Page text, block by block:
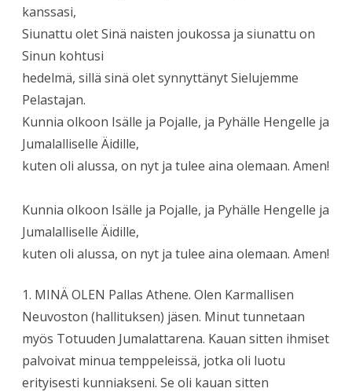
kanssasi,
Siunattu olet Sinä naisten joukossa ja siunattu on
Sinun kohtusi
hedelmä, sillä sinä olet synnyttänyt Sielujemme
Pelastajan.
Kunnia olkoon Isälle ja Pojalle, ja Pyhälle Hengelle ja
Jumalalliselle Äidille,
kuten oli alussa, on nyt ja tulee aina olemaan. Amen!
Kunnia olkoon Isälle ja Pojalle, ja Pyhälle Hengelle ja
Jumalalliselle Äidille,
kuten oli alussa, on nyt ja tulee aina olemaan. Amen!
1. MINÄ OLEN Pallas Athene. Olen Karmallisen
Neuvoston (hallituksen) jäsen. Minut tunnetaan
myös Totuuden Jumalattarena. Kauan sitten ihmiset
palvoivat minua temppeleissä, jotka oli luotu
erityisesti kunniakseni. Se oli kauan sitten